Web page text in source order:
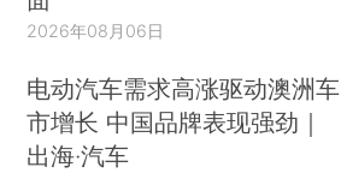
2026年08月06日
电动汽车需求高涨驱动澳洲车
市增长 中国品牌表现强劲｜
出海·汽车